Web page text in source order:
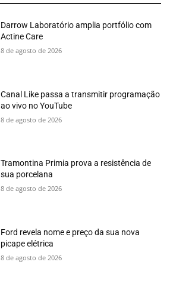
Darrow Laboratório amplia portfólio com
Actine Care
8 de agosto de 2026
Canal Like passa a transmitir programação
ao vivo no YouTube
8 de agosto de 2026
Tramontina Primia prova a resistência de
sua porcelana
8 de agosto de 2026
Ford revela nome e preço da sua nova
picape elétrica
8 de agosto de 2026